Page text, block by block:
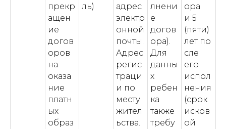
прекр
ащен
ие
догов
оров
на
оказа
ние
платн
ых
образ
ль)
адрес
электр
онной
почты.
Адрес
регис
траци
и по
месту
жител
ьства.
лнени
е
догов
ора).
Для
данны
х
ребен
ка
также
требу
ора
и 5
(пяти)
лет по
сле
его
испол
нения
(срок
исков
ой